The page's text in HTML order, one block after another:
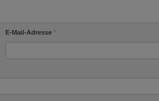
E-Mail-Adresse*